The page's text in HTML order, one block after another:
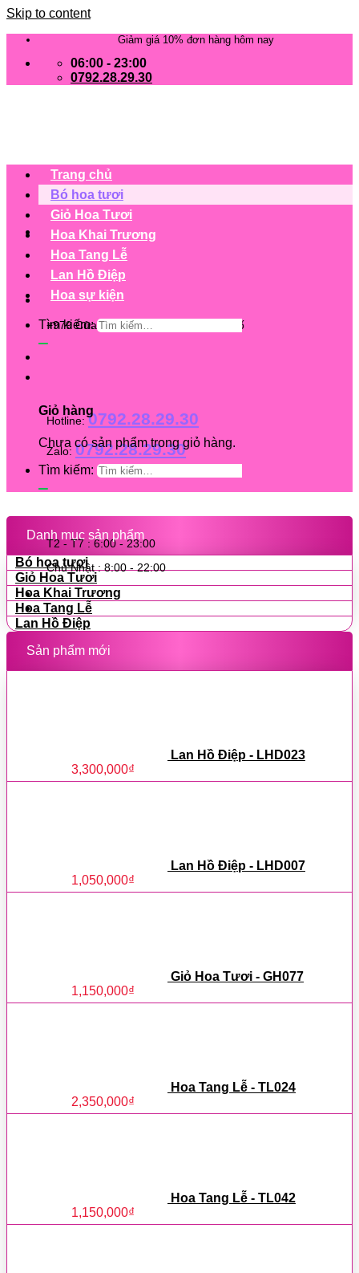
Skip to content
Giảm giá 10% đơn hàng hôm nay
06:00 - 23:00
0792.28.29.30
+979 Cửa hàng trên 63 tỉnh/ thành phố
Hotline:0792.28.29.30
Zalo: 0792.28.29.30
T2 - T7 : 6:00 - 23:00
Chủ Nhật : 8:00 - 22:00
Trang chủ
Bó hoa tươi
Giỏ Hoa Tươi
Hoa Khai Trương
Hoa Tang Lễ
Lan Hồ Điệp
Hoa sự kiện
Tìm kiếm:
Giỏ hàng
Chưa có sản phẩm trong giỏ hàng.
Tìm kiếm:
Danh mục sản phẩm
Bó hoa tươi
Giỏ Hoa Tươi
Hoa Khai Trương
Hoa Tang Lễ
Lan Hồ Điệp
Sản phẩm mới
Lan Hồ Điệp - LHD023
3,300,000₫
Lan Hồ Điệp - LHD007
1,050,000₫
Giỏ Hoa Tươi - GH077
1,150,000₫
Hoa Tang Lễ - TL024
2,350,000₫
Hoa Tang Lễ - TL042
1,150,000₫